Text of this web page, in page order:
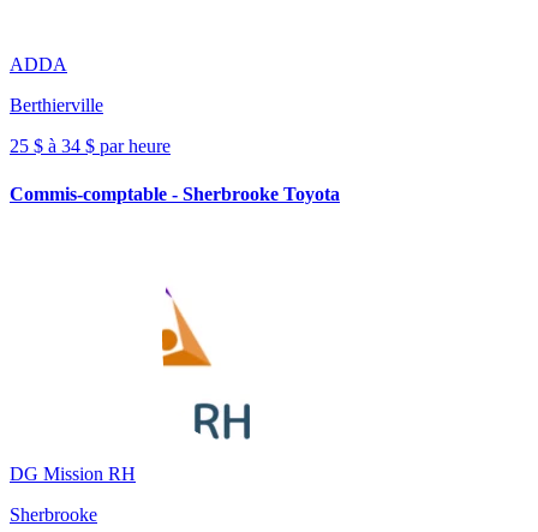
ADDA
Berthierville
25 $ à 34 $ par heure
Commis-comptable - Sherbrooke Toyota
DG Mission RH
Sherbrooke